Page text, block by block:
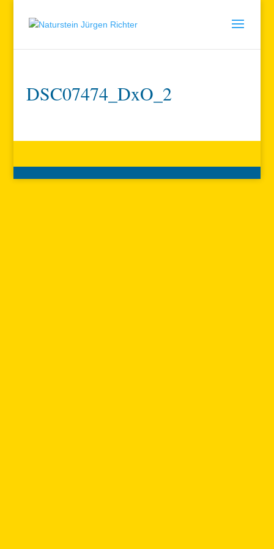
DSC07474_DxO_2